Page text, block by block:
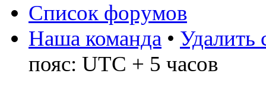
Список форумов
Наша команда • Удалить
пояс: UTC + 5 часов